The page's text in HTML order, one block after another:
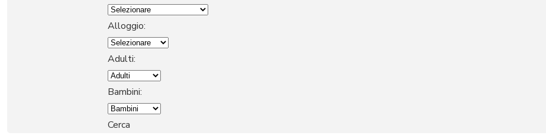
Alloggio:
Adulti:
Bambini:
Cerca
LOCATION
SEI UN PROPRIETARIO?
IL NOSTRO GRUPPO
ESPERIENZE